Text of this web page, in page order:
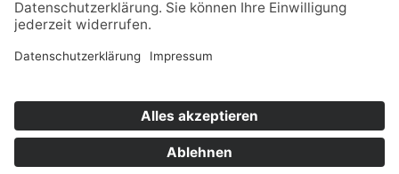
IMPRESSUM
CODE OF CONDUCT